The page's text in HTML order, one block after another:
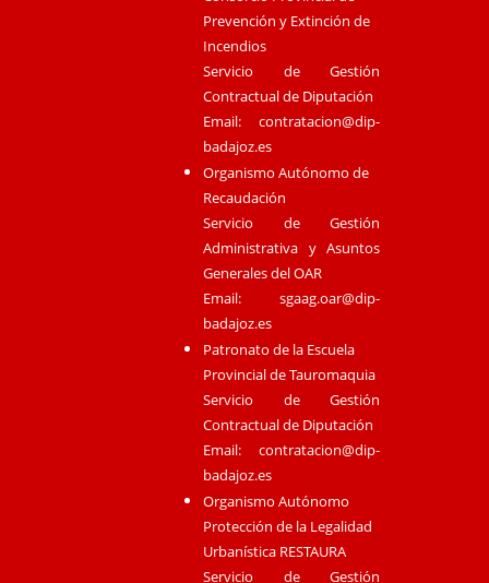
Prevención y Extinción de
Incendios
Servicio de Gestión
Contractual de Diputación
Email:contratacion@dip-
badajoz.es
Organismo Autónomo de
Recaudación
Servicio de Gestión
Administrativa y Asuntos
Generales del OAR
Email:sgaag.oar@dip-
badajoz.es
Patronato de la Escuela
Provincial de Tauromaquia
Servicio de Gestión
Contractual de Diputación
Email:contratacion@dip-
badajoz.es
Organismo Autónomo
Protección de la Legalidad
Urbanística RESTAURA
Servicio de Gestión